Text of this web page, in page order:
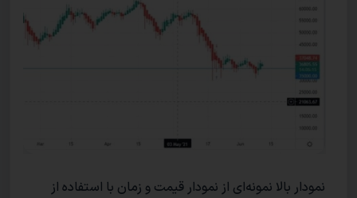
نمودار بالا نمونه‌ای از نمودار قیمت و زمان با استفاده از